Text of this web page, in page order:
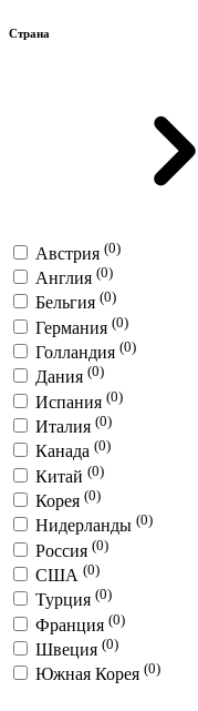
Страна
Австрия (0)
Англия (0)
Бельгия (0)
Германия (0)
Голландия (0)
Дания (0)
Испания (0)
Италия (0)
Канада (0)
Китай (0)
Корея (0)
Нидерланды (0)
Россия (0)
США (0)
Турция (0)
Франция (0)
Швеция (0)
Южная Корея (0)